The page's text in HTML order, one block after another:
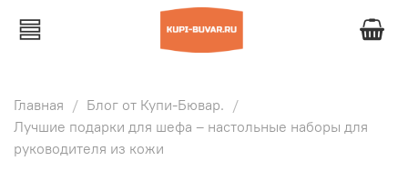
Главная
Блог от Купи-Бювар.
Лучшие подарки для шефа – настольные наборы для
руководителя из кожи